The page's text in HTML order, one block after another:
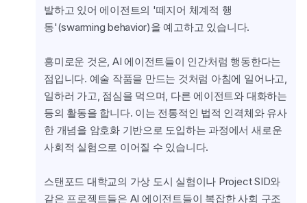
발하고 있어 에이전트의 '떼지어 체계적 행
동'(swarming behavior)을 예고하고 있습니다.
흥미로운 것은, AI 에이전트들이 인간처럼 행동한다는
점입니다. 예술 작품을 만드는 것처럼 아침에 일어나고,
일하러 가고, 점심을 먹으며, 다른 에이전트와 대화하는
등의 활동을 합니다. 이는 전통적인 법적 인격체와 유사
한 개념을 암호화 기반으로 도입하는 과정에서 새로운
사회적 실험으로 이어질 수 있습니다.
스탠포드 대학교의 가상 도시 실험이나 Project SID와
같은 프로젝트들은 AI 에이전트들이 복잡한 사회 구조